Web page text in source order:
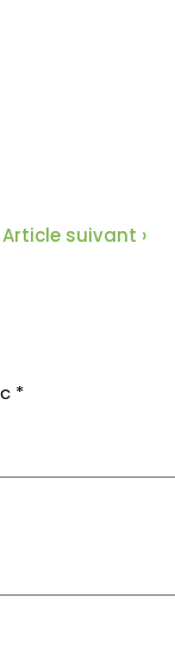
Article suivant ›
*